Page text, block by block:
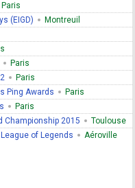
Paris
(EIGD) Montreuil
Paris
Paris
Ping Awards Paris
Paris
Championship 2015 Toulouse
of Legends Aéroville